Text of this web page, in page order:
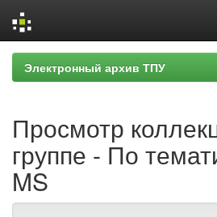
Skip
navigation
Электронный архив ТПУ
Просмотр
группе - По
MS